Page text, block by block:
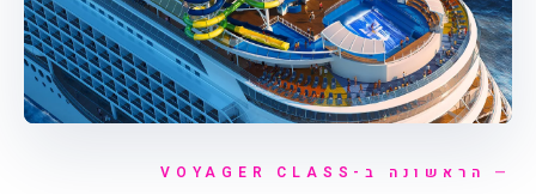
הראשונה ב-VOYAGER CLASS